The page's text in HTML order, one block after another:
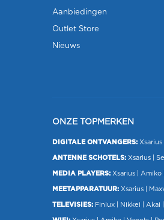
Aanbiedingen
Outlet Store
Nieuws
ONZE TOPMERKEN
DIGITALE ONTVANGERS: Xsarius
ANTENNE SCHOTELS: Xsarius
MEDIA PLAYERS: Xsarius Amiko
MEETAPPARATUUR: Xsarius
TELEVISIES: Finlux | Nikkei | Akai